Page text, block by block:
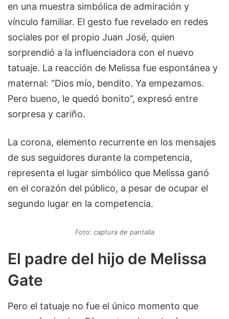
en una muestra simbólica de admiración y
vínculo familiar. El gesto fue revelado en redes
sociales por el propio Juan José, quien
sorprendió a la influenciadora con el nuevo
tatuaje. La reacción de Melissa fue espontánea y
maternal: “Dios mío, bendito. Ya empezamos.
Pero bueno, le quedó bonito”, expresó entre
sorpresa y cariño.
La corona, elemento recurrente en los mensajes
de sus seguidores durante la competencia,
representa el lugar simbólico que Melissa ganó
en el corazón del público, a pesar de ocupar el
segundo lugar en la competencia.
Foto: captura de pantalla
El padre del hijo de Melissa
Gate
Pero el tatuaje no fue el único momento que